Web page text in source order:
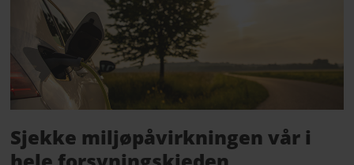
Sjekke miljøpåvirkningen vår i